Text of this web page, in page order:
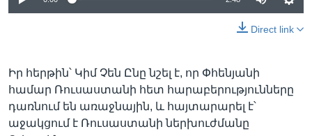
Direct link
Իր հերթին՝ Կիմ Չեն Ընը նշել է, որ Փհենյանի
համար Ռուսաստանի հետ հարաբերությունները
դառնում են առաջնային, և հայտարարել է՝
աջակցում է Ռուսաստանի ներխուժմանը